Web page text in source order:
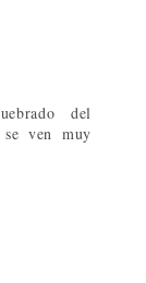
del
ven muy